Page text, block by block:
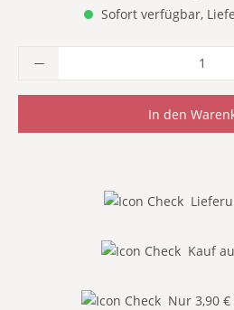
Sofort verfügbar,
Produkt Anzahl: Gib
In den
Kauf
Nur 3,90